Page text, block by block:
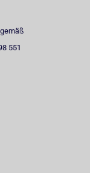
551